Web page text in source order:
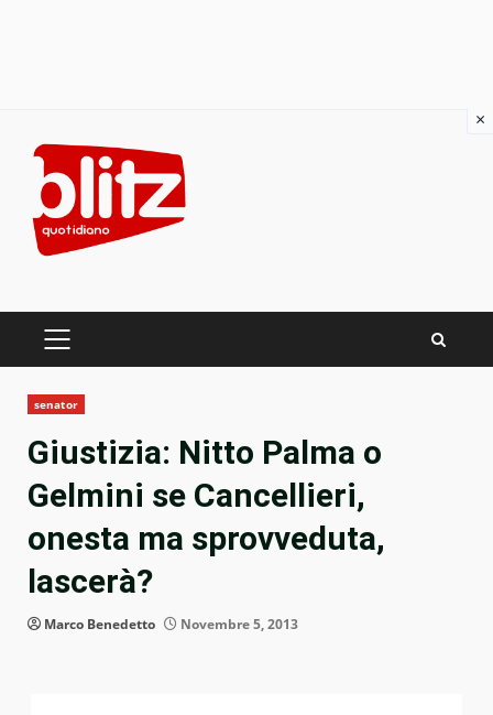
content
PRIMARY
senator
Giustizia: Nitto Palma o
Gelmini se Cancellieri,
onesta ma sprovveduta,
lascerà?
Marco Benedetto Novembre 5, 2013
×